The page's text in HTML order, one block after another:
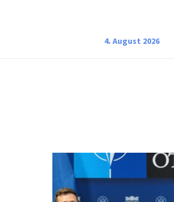
4. August 2026